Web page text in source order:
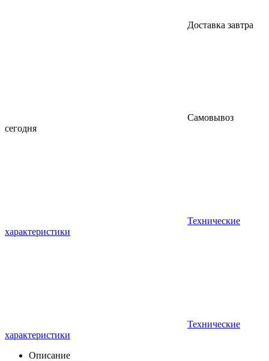
Доставка завтра
Самовывоз
сегодня
Технические
характеристики
Технические
характеристики
Описание